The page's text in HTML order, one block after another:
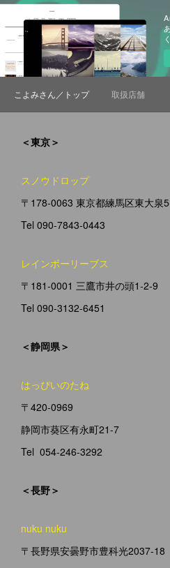
こよみさん／トップ 取扱店舗
＜東京＞
スノウドロップ
〒178-0063 東京都練馬区東大泉
Tel 090-7843-0443
レインボーリーブス
〒181-0001 三鷹市井の頭1-2-9
Tel 090-3132-6451
＜静岡県＞
はっぴいのたね
〒420-0969
静岡市葵区有永町21-7
Tel 054-246-3292
＜長野＞
nuku nuku
〒長野県安曇野市豊科光2037-18